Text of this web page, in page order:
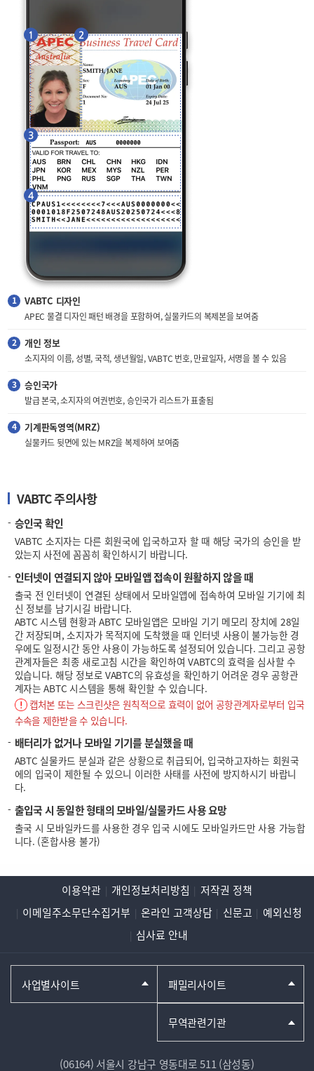
VABTC 디자인
APEC 물결 디자인 패턴 배경을 포함하여, 실물카드의 복제본을 보여줌
개인 정보
소지자의 이름, 성별, 국적, 생년월일, VABTC 번호, 만료일자, 서명을 볼 수 있음
승인국가
발급 본국, 소지자의 여권번호, 승인국가 리스트가 표출됨
기계판독영역(MRZ)
실물카드 뒷면에 있는 MRZ을 복제하여 보여줌
VABTC 주의사항
승인국 확인
VABTC 소지자는 다른 회원국에 입국하고자 할 때 해당 국가의 승인을 받
았는지 사전에 꼼꼼히 확인하시기 바랍니다.
인터넷이 연결되지 않아 모바일앱 접속이 원활하지 않을 때
출국 전 인터넷이 연결된 상태에서 모바일앱에 접속하여 모바일 기기에 최
신 정보를 남기시길 바랍니다.
ABTC 시스템 현황과 ABTC 모바일앱은 모바일 기기 메모리 장치에 28일
간 저장되며, 소지자가 목적지에 도착했을 때 인터넷 사용이 불가능한 경
우에도 일정시간 동안 사용이 가능하도록 설정되어 있습니다. 그리고 공항
관계자들은 최종 새로고침 시간을 확인하여 VABTC의 효력을 심사할 수
있습니다. 해당 정보로 VABTC의 유효성을 확인하기 어려운 경우 공항관
계자는 ABTC 시스템을 통해 확인할 수 있습니다.
캡처본 또는 스크린샷은 원칙적으로 효력이 없어 공항관계자로부터 입국
수속을 제한받을 수 있습니다.
배터리가 없거나 모바일 기기를 분실했을 때
ABTC 실물카드 분실과 같은 상황으로 취급되어, 입국하고자하는 회원국
에의 입국이 제한될 수 있으니 이러한 사태를 사전에 방지하시기 바랍니
다.
출입국 시 동일한 형태의 모바일/실물카드 사용 요망
출국 시 모바일카드를 사용한 경우 입국 시에도 모바일카드만 사용 가능합
니다. (혼합사용 불가)
이용약관 개인정보처리방침
저작권 정책
이메일주소무단수집거부
온라인 고객상담 신문고
예외신청
심사료 안내
사업별사이트 패밀리사이트
무역관련기관
(06164) 서울시 강남구 영동대로 511 (삼성동)